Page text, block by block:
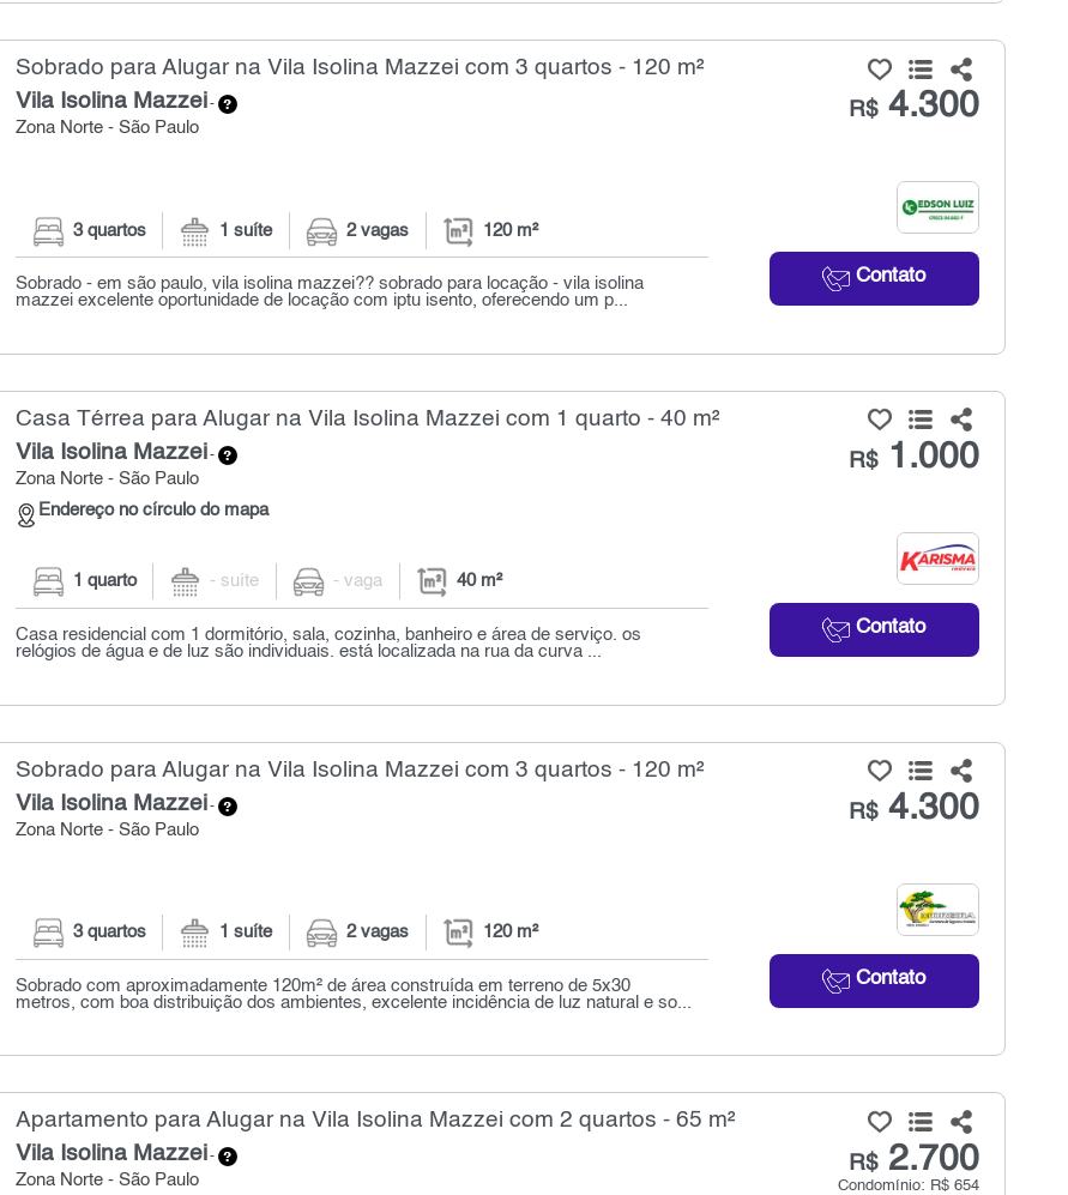
Sobrado para Alugar na Vila Isolina Mazzei com 3 quartos - 120 m²
Vila Isolina Mazzei-
Zona Norte - São Paulo
R$4.300
Contato
3 quartos 1 suíte 2 vagas 120 m²
Sobrado - em são paulo, vila isolina mazzei?? sobrado para locação - vila isolina
mazzei excelente oportunidade de locação com iptu isento, oferecendo um p...
Casa Térrea para Alugar na Vila Isolina Mazzei com 1 quarto - 40 m²
Vila Isolina Mazzei-
Zona Norte - São Paulo
Endereço no círculo do mapa
R$1.000
Contato
1 quarto - suíte - vaga 40 m²
Casa residencial com 1 dormitório, sala, cozinha, banheiro e área de serviço. os
relógios de água e de luz são individuais. está localizada na rua da curva ...
Sobrado para Alugar na Vila Isolina Mazzei com 3 quartos - 120 m²
Vila Isolina Mazzei-
Zona Norte - São Paulo
R$4.300
Contato
3 quartos 1 suíte 2 vagas 120 m²
Sobrado com aproximadamente 120m² de área construída em terreno de 5x30
metros, com boa distribuição dos ambientes, excelente incidência de luz natural e so...
Apartamento para Alugar na Vila Isolina Mazzei com 2 quartos - 65 m²
Vila Isolina Mazzei-
Zona Norte - São Paulo
R$2.700
Condomínio: R$ 654